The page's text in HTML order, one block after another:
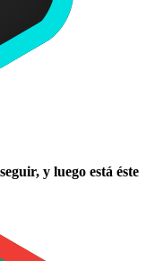
y luego está éste